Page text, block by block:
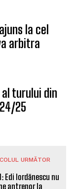
la cel
arbitra
turului din
25
URMĂTOR